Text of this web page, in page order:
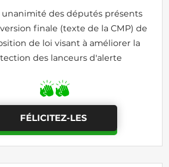
unanimité des députés présents
finale (texte de la CMP) de
de loi visant à améliorer la
des lanceurs d'alerte
FÉLICITEZ-LES